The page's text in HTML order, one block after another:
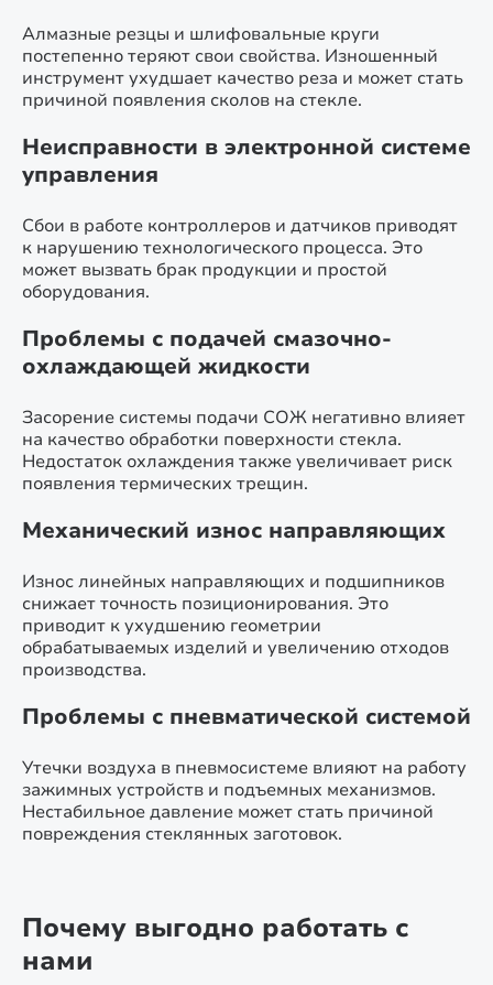
Алмазные резцы и шлифовальные круги
постепенно теряют свои свойства. Изношенный
инструмент ухудшает качество реза и может стать
причиной появления сколов на стекле.
Неисправности в электронной системе
управления
Сбои в работе контроллеров и датчиков приводят
к нарушению технологического процесса. Это
может вызвать брак продукции и простой
оборудования.
Проблемы с подачей смазочно-
охлаждающей жидкости
Засорение системы подачи СОЖ негативно влияет
на качество обработки поверхности стекла.
Недостаток охлаждения также увеличивает риск
появления термических трещин.
Механический износ направляющих
Износ линейных направляющих и подшипников
снижает точность позиционирования. Это
приводит к ухудшению геометрии
обрабатываемых изделий и увеличению отходов
производства.
Проблемы с пневматической системой
Утечки воздуха в пневмосистеме влияют на работу
зажимных устройств и подъемных механизмов.
Нестабильное давление может стать причиной
повреждения стеклянных заготовок.
Почему выгодно работать с
нами